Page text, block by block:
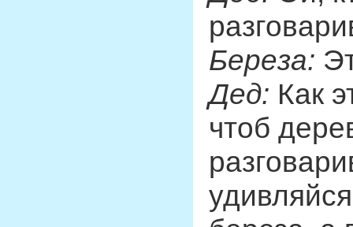
Береза:
Дед: Как
чтоб